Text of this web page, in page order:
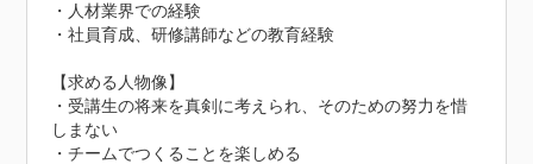
・人材業界での経験
・社員育成、研修講師などの教育経験
【求める人物像】
・受講生の将来を真剣に考えられ、そのための努力を惜
しまない
・チームでつくることを楽しめる